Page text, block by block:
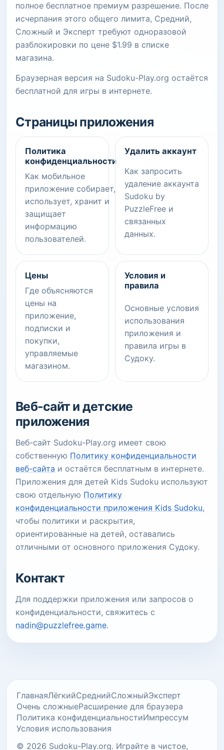
полное бесплатное премиум разрешение. После
исчерпания этого общего лимита, Средний,
Сложный и Эксперт требуют одноразовой
разблокировки по цене $1.99 в списке
магазина.
Браузерная версия на Sudoku-Play.org остаётся
бесплатной для игры в интернете.
Страницы приложения
Политика
конфиденциальности
Как мобильное
приложение собирает,
использует, хранит и
защищает
информацию
пользователей.
Удалить аккаунт
Как запросить
удаление аккаунта
Sudoku by
PuzzleFree и
связанных
данных.
Цены
Где объясняются
цены на
приложение,
подписки и
покупки,
управляемые
магазином.
Условия и
правила
Основные условия
использования
приложения и
правила игры в
Судоку.
Веб-сайт и детские
приложения
Веб-сайт Sudoku-Play.org имеет свою
собственную Политику конфиденциальности
веб-сайта и остаётся бесплатным в интернете.
Приложения для детей Kids Sudoku используют
свою отдельную Политику
конфиденциальности приложения Kids Sudoku,
чтобы политики и раскрытия,
ориентированные на детей, оставались
отличными от основного приложения Судоку.
Контакт
Для поддержки приложения или запросов о
конфиденциальности, свяжитесь с
nadin@puzzlefree.game.
ГлавнаяЛёгкийСреднийСложныйЭксперт
Очень сложныеРасширение для браузера
Политика конфиденциальностиИмпрессум
Условия использования
© 2026 Sudoku-Play.org. Играйте в чистое,